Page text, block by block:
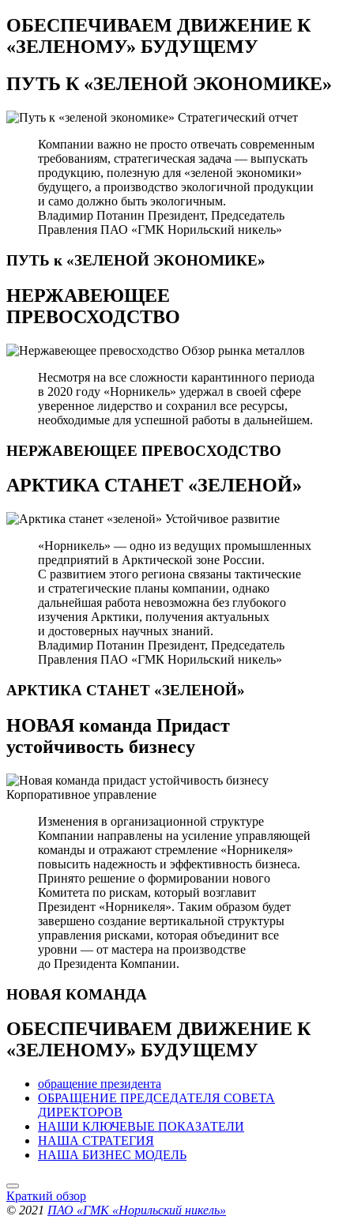
ОБЕСПЕЧИВАЕМ ДВИЖЕНИЕ К
«ЗЕЛЕНОМУ» БУДУЩЕМУ
ПУТЬ К«ЗЕЛЕНОЙ ЭКОНОМИКЕ»
Стратегический отчет
Компании важно не просто отвечать современным
требованиям, стратегическая задача — выпускать
продукцию, полезную для «зеленой экономики»
будущего, а производство экологичной продукции
и само должно быть экологичным.
Владимир Потанин Президент, Председатель
Правления ПАО «ГМК Норильский никель»
ПУТЬ к «ЗЕЛЕНОЙ ЭКОНОМИКЕ»
НЕРЖАВЕЮЩЕЕ
ПРЕВОСХОДСТВО
Обзор рынка металлов
Несмотря на все сложности карантинного периода
в 2020 году «Норникель» удержал в своей сфере
уверенное лидерство и сохранил все ресурсы,
необходимые для успешной работы в дальнейшем.
НЕРЖАВЕЮЩЕЕ ПРЕВОСХОДСТВО
АРКТИКА СТАНЕТ «ЗЕЛЕНОЙ»
Устойчивое развитие
«Норникель» — одно из ведущих промышленных
предприятий в Арктической зоне России.
С развитием этого региона связаны тактические
и стратегические планы компании, однако
дальнейшая работа невозможна без глубокого
изучения Арктики, получения актуальных
и достоверных научных знаний.
Владимир Потанин Президент, Председатель
Правления ПАО «ГМК Норильский никель»
АРКТИКА СТАНЕТ «ЗЕЛЕНОЙ»
НОВАЯ команда Придаст
устойчивость бизнесу
Корпоративное управление
Изменения в организационной структуре
Компании направлены на усиление управляющей
команды и отражают стремление «Норникеля»
повысить надежность и эффективность бизнеса.
Принято решение о формировании нового
Комитета по рискам, который возглавит
Президент «Норникеля». Таким образом будет
завершено создание вертикальной структуры
управления рисками, которая объединит все
уровни — от мастера на производстве
до Президента Компании.
НОВАЯ КОМАНДА
ОБЕСПЕЧИВАЕМ ДВИЖЕНИЕ К
«ЗЕЛЕНОМУ» БУДУЩЕМУ
обращение президента
ОБРАЩЕНИЕ ПРЕДСЕДАТЕЛЯ СОВЕТА
ДИРЕКТОРОВ
НАШИ КЛЮЧЕВЫЕ ПОКАЗАТЕЛИ
НАША СТРАТЕГИЯ
НАША БИЗНЕС МОДЕЛЬ
Краткий обзор
© 2021 ПАО «ГМК «Норильский никель»